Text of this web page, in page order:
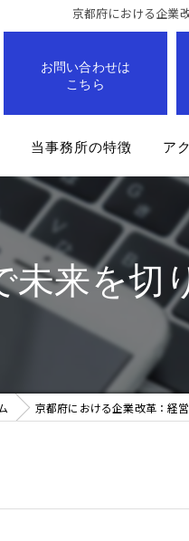
京都府における企業
お問い合わせは
こちら
当事務所の特徴
事業計画
企業
経営改善
業務効率化
ア
未来を切
京都府における企業改革：経